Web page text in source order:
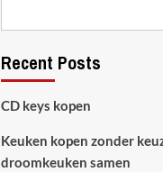
Recent Posts
CD keys kopen
Keuken kopen zonder
droomkeuken samen